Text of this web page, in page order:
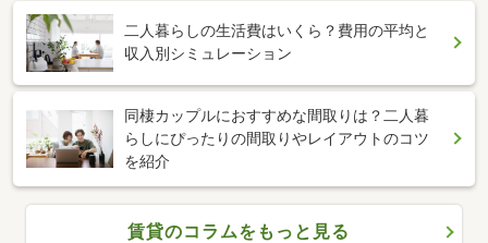
二人暮らしの生活費はいくら？費用の平均と
収入別シミュレーション
同棲カップルにおすすめな間取りは？二人暮
らしにぴったりの間取りやレイアウトのコツ
を紹介
賃貸のコラムをもっと見る